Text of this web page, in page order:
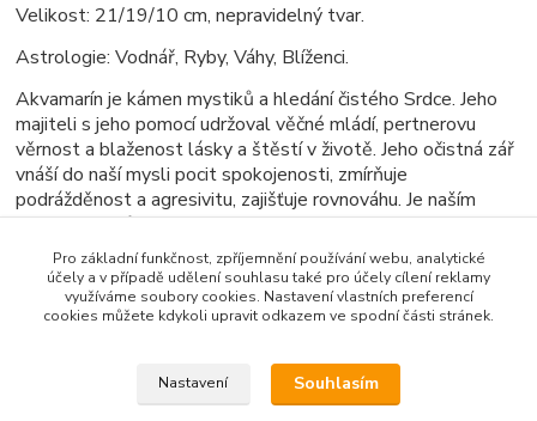
Velikost: 21/19/10 cm, nepravidelný tvar.
Astrologie: Vodnář, Ryby, Váhy, Blíženci.
Akvamarín je kámen mystiků a hledání čistého Srdce. Jeho
majiteli s jeho pomocí udržoval věčné mládí, pertnerovu
věrnost a blaženost lásky a štěstí v životě. Jeho očistná zář
vnáší do naší mysli pocit spokojenosti, zmírňuje
podrážděnost a agresivitu, zajišťuje rovnováhu. Je naším
duchovním průvodcem.
Očista: pod proudem čisté vody.
Nabíjení: položit na Křišťál, z dosahu slunečních paprsků.
Zboží zařazeno v kategoriích
Pro základní funkčnost, zpříjemnění používání webu, analytické
účely a v případě udělení souhlasu také pro účely cílení reklamy
využíváme soubory cookies. Nastavení vlastních preferencí
cookies můžete kdykoli upravit odkazem ve spodní části stránek.
Nastavení Souhlasím